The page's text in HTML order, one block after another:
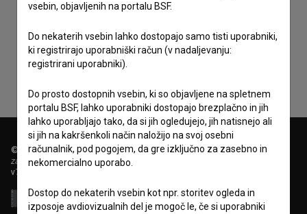
Sprejemam splošne pogoje
zbiranje, hrambo in obdelavo osebnih podatkov.
© 2018-2026, Filmoteka,
zavod za širjenje filmske kulture
v7.151.0
vsebin, objavljenih na portalu BSF.
Do nekaterih vsebin lahko dostopajo samo tisti uporabniki,
ki registrirajo uporabniški račun (v nadaljevanju:
registrirani uporabniki).
Do prosto dostopnih vsebin, ki so objavljene na spletnem
portalu BSF, lahko uporabniki dostopajo brezplačno in jih
lahko uporabljajo tako, da si jih ogledujejo, jih natisnejo ali
si jih na kakršenkoli način naložijo na svoj osebni
računalnik, pod pogojem, da gre izključno za zasebno in
nekomercialno uporabo.
Dostop do nekaterih vsebin kot npr. storitev ogleda in
izposoje avdiovizualnih del je mogoč le, če si uporabniki